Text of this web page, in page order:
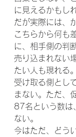
に見えるかもし
だが実際には、
こちらから何も
に、相手側の判
売り込まれない
たい人も現れる。
受け取る側とし
まない。ただ、
87名という数は
ない。
今はただ、どう